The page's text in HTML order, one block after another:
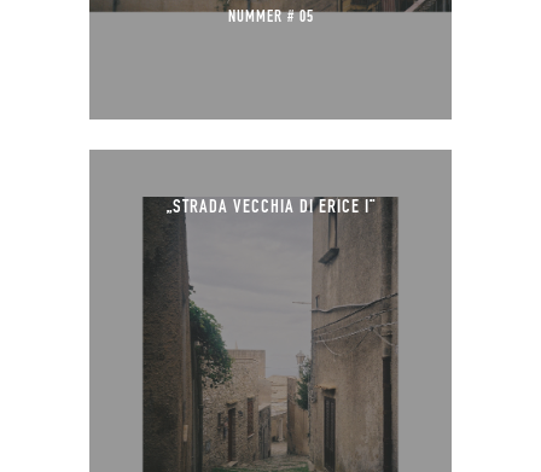
NUMMER # 05
„STRADA VECCHIA DI ERICE I“